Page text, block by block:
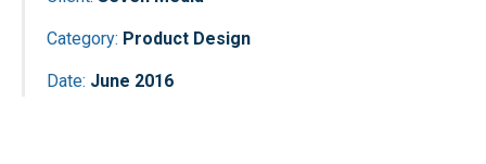
Category: Product Design
Date: June 2016